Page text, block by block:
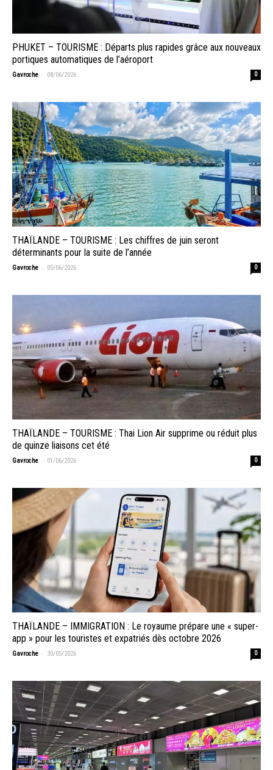
PHUKET – TOURISME : Départs plus rapides grâce aux nouveaux
portiques automatiques de l’aéroport
Gavroche - 08/06/2026 0
THAÏLANDE – TOURISME : Les chiffres de juin seront
déterminants pour la suite de l’année
Gavroche - 05/06/2026 0
THAÏLANDE – TOURISME : Thai Lion Air supprime ou réduit plus
de quinze liaisons cet été
Gavroche - 01/06/2026 0
THAÏLANDE – IMMIGRATION : Le royaume prépare une « super-
app » pour les touristes et expatriés dès octobre 2026
Gavroche - 30/05/2026 0